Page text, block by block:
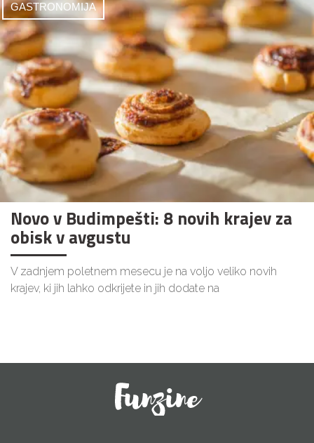
GASTRONOMIJA
Novo v Budimpešti: 8 novih krajev za
obisk v avgustu
V zadnjem poletnem mesecu je na voljo veliko novih
krajev, ki jih lahko odkrijete in jih dodate na